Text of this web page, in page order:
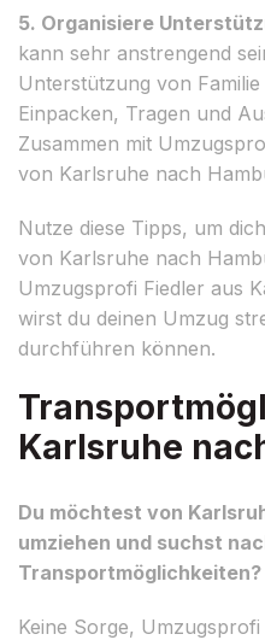
5. Organisiere
kann sehr anstrengend
Unterstützung von
Einpacken, Tragen und
Zusammen mit
von Karlsruhe nach
Nutze diese Tipps, um
von Karlsruhe nach
Umzugsprofi Fiedler aus
wirst du deinen Umzug
durchführen können.
Karlsruhe
Du möchtest von
umziehen und suchst
Transportmöglichkeiten?
Keine Sorge,